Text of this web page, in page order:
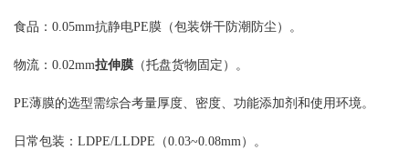
食品：0.05mm抗静电PE膜（包装饼干防潮防尘）。
物流：0.02mm拉伸膜 （托盘货物固定）。
PE薄膜的选型需综合考量厚度、密度、功能添加剂和使用环境。
日常包装：LDPE/LLDPE（0.03~0.08mm）。